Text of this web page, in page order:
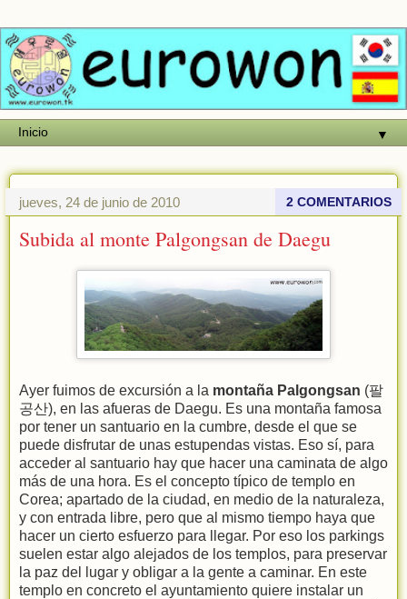
▼
jueves, 24 de junio de 2010 2 COMENTARIOS
Subida al monte Palgongsan de Daegu
Ayer fuimos de excursión a la montaña Palgongsan (팔
공산), en las afueras de Daegu. Es una montaña famosa
por tener un santuario en la cumbre, desde el que se
puede disfrutar de unas estupendas vistas. Eso sí, para
acceder al santuario hay que hacer una caminata de algo
más de una hora. Es el concepto típico de templo en
Corea; apartado de la ciudad, en medio de la naturaleza,
y con entrada libre, pero que al mismo tiempo haya que
hacer un cierto esfuerzo para llegar. Por eso los parkings
suelen estar algo alejados de los templos, para preservar
la paz del lugar y obligar a la gente a caminar. En este
templo en concreto el ayuntamiento quiere instalar un